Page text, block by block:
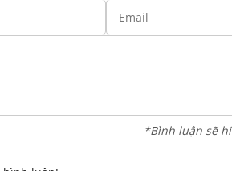
*Bình luận sẽ